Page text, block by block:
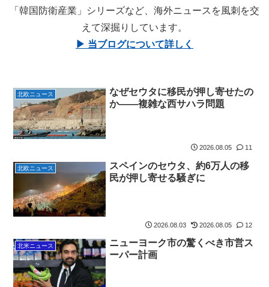
「韓国防衛産業」シリーズなど、海外ニュースを風刺を交
えて深掘りしています。
▶ 当ブログについて詳しく
北欧ニュース
なぜセウタに移民が押し寄せたの
か――複雑な西サハラ問題
2026.08.05 11
北欧ニュース
スペインのセウタ、約6万人の移
民が押し寄せる騒ぎに
2026.08.03 2026.08.05 12
北米ニュース
ニューヨーク市の驚くべき市営ス
ーパー計画